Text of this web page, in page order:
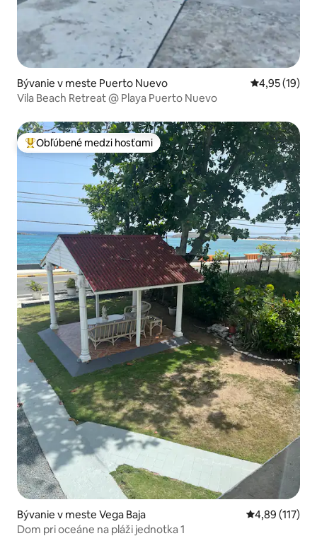
Bývanie v meste Puerto Nuevo Priemerné
4,95 (19)
Vila Beach Retreat @ Playa Puerto Nuevo
Najobľúbenejšie medzi hosťami
Obľúbené medzi hosťami
Bývanie v meste Vega Baja Priemerné
4,89 (117)
Dom pri oceáne na pláži jednotka 1